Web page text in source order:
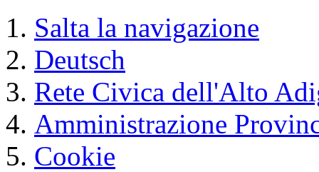
Salta la navigazione
Deutsch
Rete Civica dell'Alto
Amministrazione
Cookie